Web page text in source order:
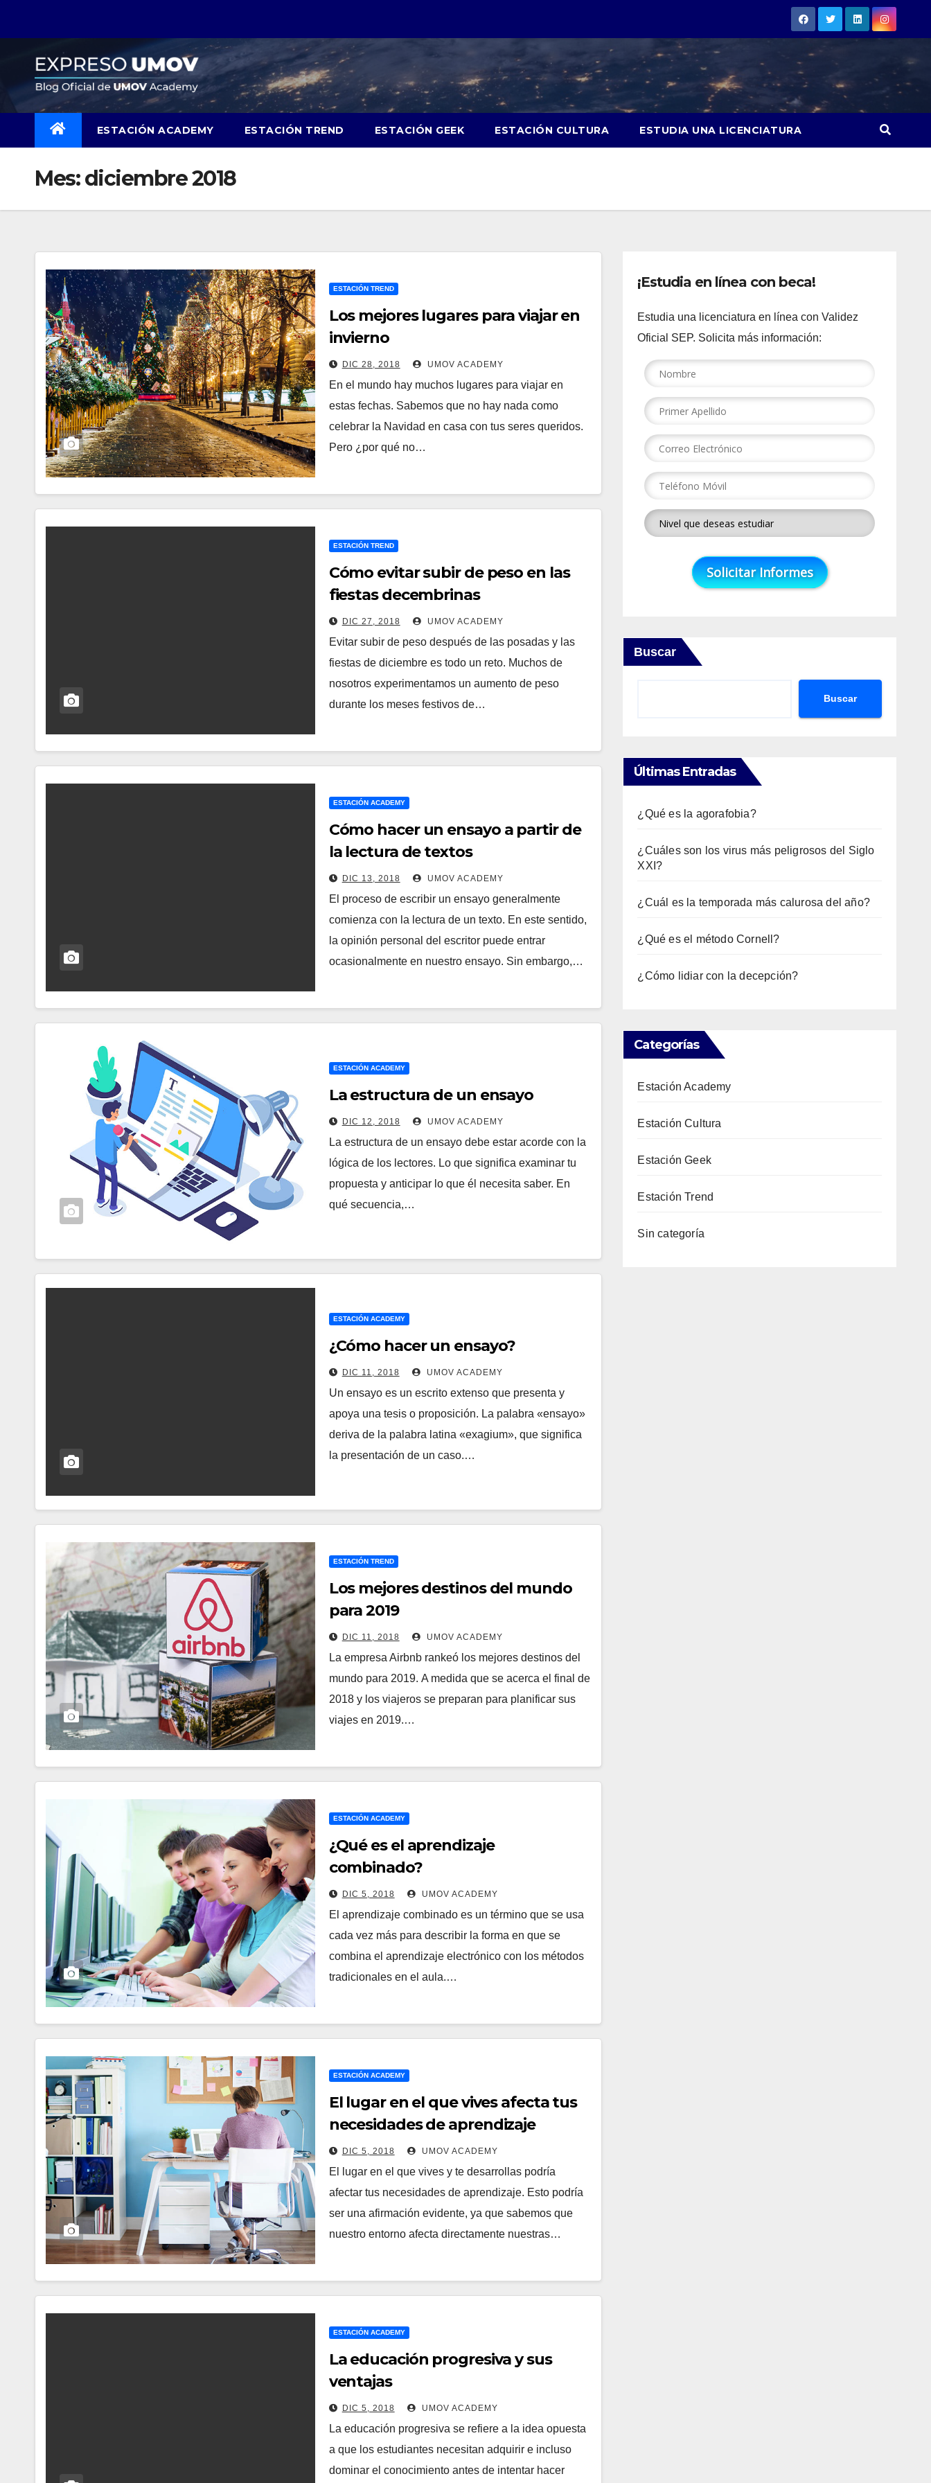
ESTACIÓN ACADEMY ESTACIÓN TREND ESTACIÓN GEEK ESTACIÓN CULTURA ESTUDIA UNA LICENCIATURA
Mes:diciembre 2018
ESTACIÓN TREND
Los mejores lugares para viajar en
invierno
DIC 28, 2018 UMOV ACADEMY
En el mundo hay muchos lugares para viajar en
estas fechas. Sabemos que no hay nada como
celebrar la Navidad en casa con tus seres queridos.
Pero ¿por qué no…
ESTACIÓN TREND
Cómo evitar subir de peso en las
fiestas decembrinas
DIC 27, 2018 UMOV ACADEMY
Evitar subir de peso después de las posadas y las
fiestas de diciembre es todo un reto. Muchos de
nosotros experimentamos un aumento de peso
durante los meses festivos de…
ESTACIÓN ACADEMY
Cómo hacer un ensayo a partir de
la lectura de textos
DIC 13, 2018 UMOV ACADEMY
El proceso de escribir un ensayo generalmente
comienza con la lectura de un texto. En este sentido,
la opinión personal del escritor puede entrar
ocasionalmente en nuestro ensayo. Sin embargo,…
ESTACIÓN ACADEMY
La estructura de un ensayo
DIC 12, 2018 UMOV ACADEMY
La estructura de un ensayo debe estar acorde con la
lógica de los lectores. Lo que significa examinar tu
propuesta y anticipar lo que él necesita saber. En
qué secuencia,…
ESTACIÓN ACADEMY
¿Cómo hacer un ensayo?
DIC 11, 2018 UMOV ACADEMY
Un ensayo es un escrito extenso que presenta y
apoya una tesis o proposición. La palabra «ensayo»
deriva de la palabra latina «exagium», que significa
la presentación de un caso.…
ESTACIÓN TREND
Los mejores destinos del mundo
para 2019
DIC 11, 2018 UMOV ACADEMY
La empresa Airbnb rankeó los mejores destinos del
mundo para 2019. A medida que se acerca el final de
2018 y los viajeros se preparan para planificar sus
viajes en 2019.…
ESTACIÓN ACADEMY
¿Qué es el aprendizaje
combinado?
DIC 5, 2018 UMOV ACADEMY
El aprendizaje combinado es un término que se usa
cada vez más para describir la forma en que se
combina el aprendizaje electrónico con los métodos
tradicionales en el aula.…
ESTACIÓN ACADEMY
El lugar en el que vives afecta tus
necesidades de aprendizaje
DIC 5, 2018 UMOV ACADEMY
El lugar en el que vives y te desarrollas podría
afectar tus necesidades de aprendizaje. Esto podría
ser una afirmación evidente, ya que sabemos que
nuestro entorno afecta directamente nuestras…
ESTACIÓN ACADEMY
La educación progresiva y sus
ventajas
DIC 5, 2018 UMOV ACADEMY
La educación progresiva se refiere a la idea opuesta
a que los estudiantes necesitan adquirir e incluso
dominar el conocimiento antes de intentar hacer
¡Estudia en línea con beca!
Estudia una licenciatura en línea con Validez
Oficial SEP. Solicita más información:
Buscar
Buscar
Últimas Entradas
¿Qué es la agorafobia?
¿Cuáles son los virus más peligrosos del Siglo
XXI?
¿Cuál es la temporada más calurosa del año?
¿Qué es el método Cornell?
¿Cómo lidiar con la decepción?
Categorías
Estación Academy
Estación Cultura
Estación Geek
Estación Trend
Sin categoría